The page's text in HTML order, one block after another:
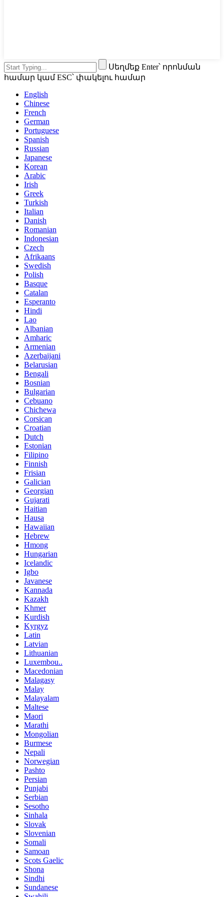
Սեղմեք Enter՝ որոնման
համար կամ ESC՝ փակելու համար
English
Chinese
French
German
Portuguese
Spanish
Russian
Japanese
Korean
Arabic
Irish
Greek
Turkish
Italian
Danish
Romanian
Indonesian
Czech
Afrikaans
Swedish
Polish
Basque
Catalan
Esperanto
Hindi
Lao
Albanian
Amharic
Armenian
Azerbaijani
Belarusian
Bengali
Bosnian
Bulgarian
Cebuano
Chichewa
Corsican
Croatian
Dutch
Estonian
Filipino
Finnish
Frisian
Galician
Georgian
Gujarati
Haitian
Hausa
Hawaiian
Hebrew
Hmong
Hungarian
Icelandic
Igbo
Javanese
Kannada
Kazakh
Khmer
Kurdish
Kyrgyz
Latin
Latvian
Lithuanian
Luxembou..
Macedonian
Malagasy
Malay
Malayalam
Maltese
Maori
Marathi
Mongolian
Burmese
Nepali
Norwegian
Pashto
Persian
Punjabi
Serbian
Sesotho
Sinhala
Slovak
Slovenian
Somali
Samoan
Scots Gaelic
Shona
Sindhi
Sundanese